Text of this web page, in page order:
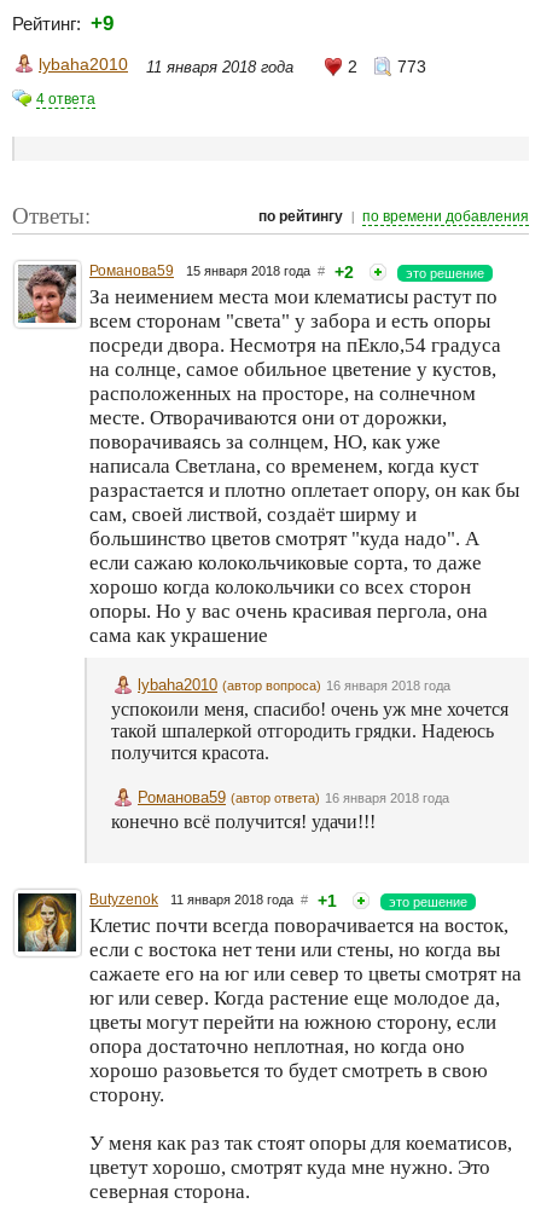
Рейтинг: +9
lybaha2010 11 января 2018 года 2 773
4 ответа
Ответы: по рейтингу | по времени добавления
Романова59 15 января 2018 года # +2 это решение
За неимением места мои клематисы растут по
всем сторонам "света" у забора и есть опоры
посреди двора. Несмотря на пЕкло,54 градуса
на солнце, самое обильное цветение у кустов,
расположенных на просторе, на солнечном
месте. Отворачиваются они от дорожки,
поворачиваясь за солнцем, НО, как уже
написала Светлана, со временем, когда куст
разрастается и плотно оплетает опору, он как бы
сам, своей листвой, создаёт ширму и
большинство цветов смотрят "куда надо". А
если сажаю колокольчиковые сорта, то даже
хорошо когда колокольчики со всех сторон
опоры. Но у вас очень красивая пергола, она
сама как украшение
lybaha2010 (автор вопроса) 16 января 2018 года
успокоили меня, спасибо! очень уж мне хочется
такой шпалеркой отгородить грядки. Надеюсь
получится красота.
Романова59 (автор ответа) 16 января 2018 года
конечно всё получится! удачи!!!
Butyzenok 11 января 2018 года # +1 это решение
Клетис почти всегда поворачивается на восток,
если с востока нет тени или стены, но когда вы
сажаете его на юг или север то цветы смотрят на
юг или север. Когда растение еще молодое да,
цветы могут перейти на южною сторону, если
опора достаточно неплотная, но когда оно
хорошо разовьется то будет смотреть в свою
сторону.
У меня как раз так стоят опоры для коематисов,
цветут хорошо, смотрят куда мне нужно. Это
северная сторона.